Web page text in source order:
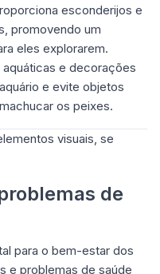
esconderijos e
promovendo um
eles explorarem.
e decorações
e evite objetos
os peixes.
visuais, se
de
para o bem-estar dos
e problemas de saúde